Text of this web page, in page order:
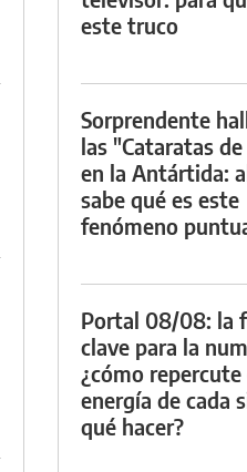
este truco
Sorprendente
las "Cataratas
en la Antártida:
sabe qué es este
fenómeno
Portal 08/08: la
clave para la
¿cómo repercute
energía de cada
qué hacer?